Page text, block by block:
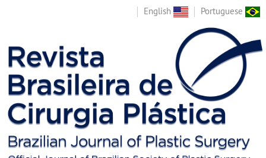
English Portuguese